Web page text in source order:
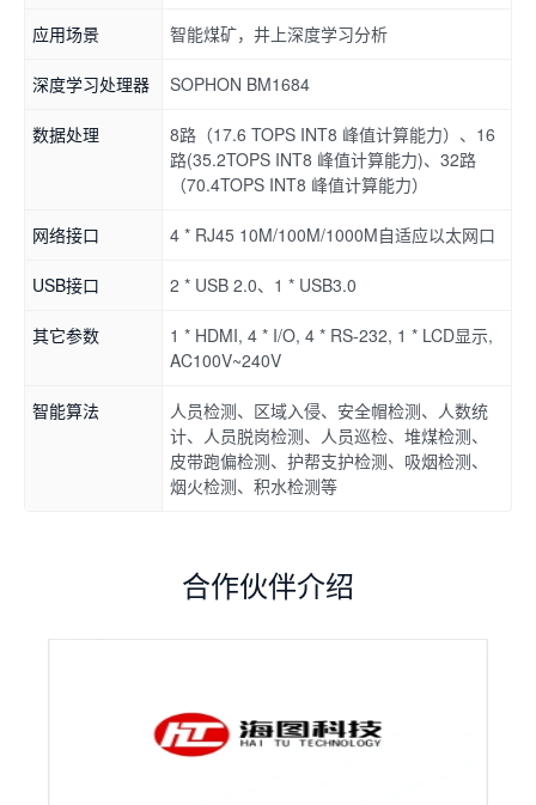
应用场景 智能煤矿，井上深度学习分析
深度学习处理器 SOPHON BM1684
数据处理
8路（17.6 TOPS INT8 峰值计算能力）、16
路(35.2TOPS INT8 峰值计算能力)、32路
（70.4TOPS INT8 峰值计算能力）
网络接口 4 * RJ45 10M/100M/1000M自适应以太网口
USB接口 2 * USB 2.0、1 * USB3.0
其它参数
1 * HDMI, 4 * I/O, 4 * RS-232, 1 * LCD显示,
AC100V~240V
智能算法
人员检测、区域入侵、安全帽检测、人数统
计、人员脱岗检测、人员巡检、堆煤检测、
皮带跑偏检测、护帮支护检测、吸烟检测、
烟火检测、积水检测等
合作伙伴介绍